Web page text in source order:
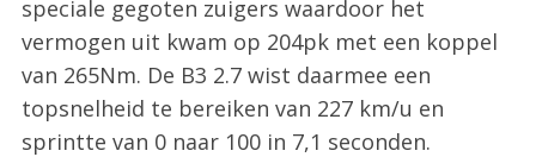
speciale gegoten zuigers waardoor het
vermogen uit kwam op 204pk met een koppel
van 265Nm. De B3 2.7 wist daarmee een
topsnelheid te bereiken van 227 km/u en
sprintte van 0 naar 100 in 7,1 seconden.